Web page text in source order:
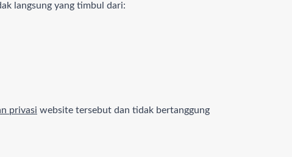
langsung yang timbul dari:
privasi website tersebut dan tidak bertanggung